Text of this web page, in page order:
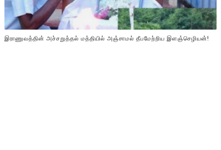
இராணுவத்தின் அச்சறுத்தல் மத்தியில் அஞ்சாமல் தீபமேற்றிய இளஞ்செழியன்!